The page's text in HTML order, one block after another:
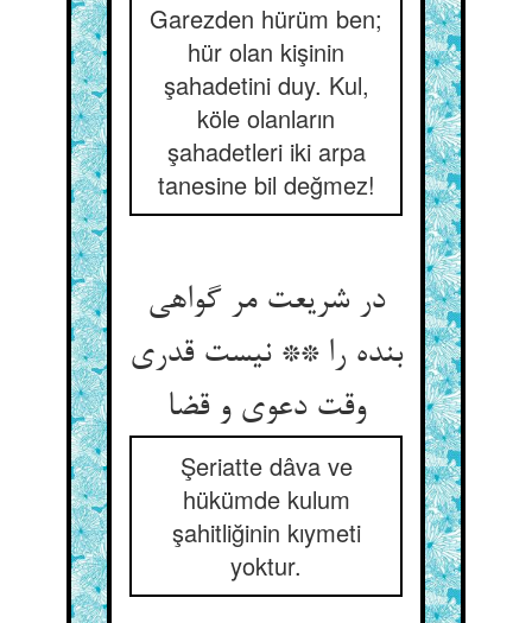
Garezden hürüm ben;
hür olan kişinin
şahadetini duy. Kul,
köle olanların
şahadetleri iki arpa
tanesine bil değmez!
در شریعت مر گواهی
بنده را ** نیست قدری
وقت دعوی و قضا
Şeriatte dâva ve
hükümde kulum
şahitliğinin kıymeti
yoktur.